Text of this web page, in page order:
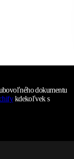
dokumentu
kdekoľvek s